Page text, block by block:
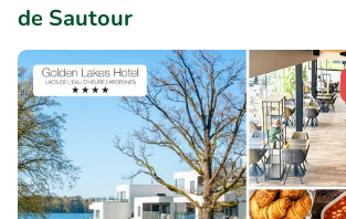
de Sautour